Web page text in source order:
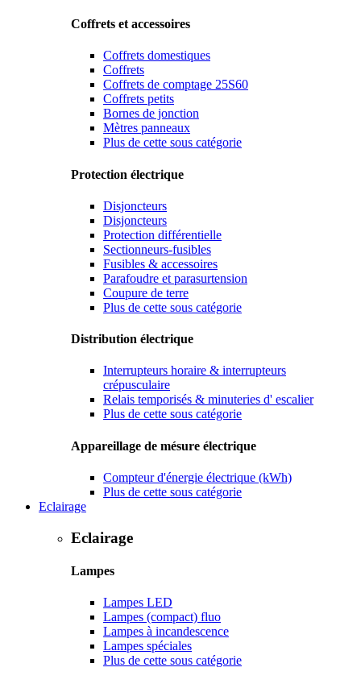
Coffrets et accessoires
Coffrets domestiques
Coffrets
Coffrets de comptage 25S60
Coffrets petits
Bornes de jonction
Mètres panneaux
Plus de cette sous catégorie
Protection électrique
Disjoncteurs
Disjoncteurs
Protection différentielle
Sectionneurs-fusibles
Fusibles & accessoires
Parafoudre et parasurtension
Coupure de terre
Plus de cette sous catégorie
Distribution électrique
Interrupteurs horaire & interrupteurs
crépusculaire
Relais temporisés & minuteries d' escalier
Plus de cette sous catégorie
Appareillage de mésure électrique
Compteur d'énergie électrique (kWh)
Plus de cette sous catégorie
Eclairage
Eclairage
Lampes
Lampes LED
Lampes (compact) fluo
Lampes à incandescence
Lampes spéciales
Plus de cette sous catégorie